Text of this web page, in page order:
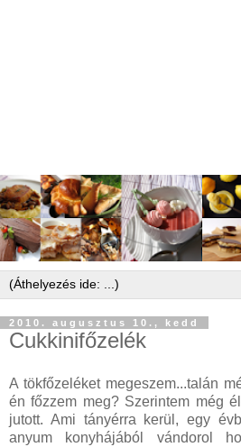
2010. augusztus 10., kedd
Cukkinifőzelék
A tökfőzeléket megeszem...talán
én főzzem meg? Szerintem még
jutott. Ami tányérra kerül, egy
anyum konyhájából vándorol